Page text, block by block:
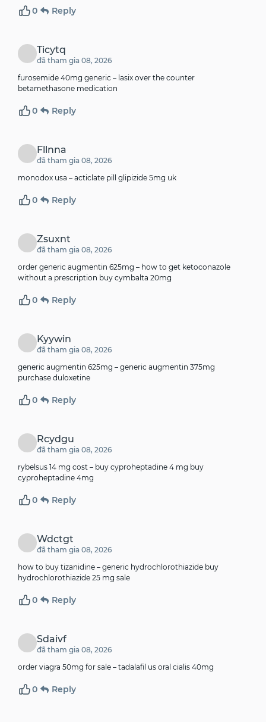
0 Reply
Ticytq
đã tham gia 08, 2026
furosemide 40mg generic – lasix over the counter
betamethasone medication
0 Reply
Fllnna
đã tham gia 08, 2026
monodox usa – acticlate pill glipizide 5mg uk
0 Reply
Zsuxnt
đã tham gia 08, 2026
order generic augmentin 625mg – how to get ketoconazole
without a prescription buy cymbalta 20mg
0 Reply
Kyywin
đã tham gia 08, 2026
generic augmentin 625mg – generic augmentin 375mg
purchase duloxetine
0 Reply
Rcydgu
đã tham gia 08, 2026
rybelsus 14 mg cost – buy cyproheptadine 4 mg buy
cyproheptadine 4mg
0 Reply
Wdctgt
đã tham gia 08, 2026
how to buy tizanidine – generic hydrochlorothiazide buy
hydrochlorothiazide 25 mg sale
0 Reply
Sdaivf
đã tham gia 08, 2026
order viagra 50mg for sale – tadalafil us oral cialis 40mg
0 Reply